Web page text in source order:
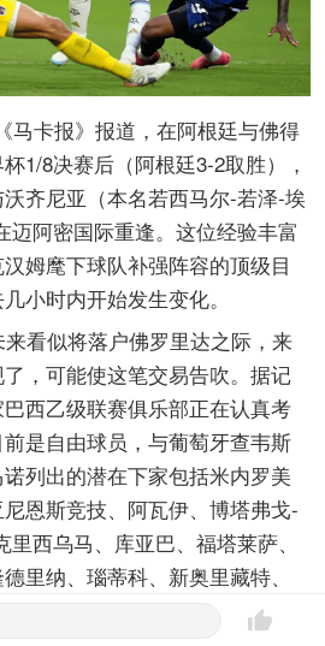
马卡报》报道，在阿根廷与佛得
1/8决赛后（阿根廷3-2取胜），
齐尼亚（本名若西马尔-若泽-埃
迈阿密国际重逢。这位经验丰富
姆麾下球队补强阵容的顶级目
小时内开始发生变化。
看似将落户佛罗里达之际，来
，可能使这笔交易告吹。据记
西乙级联赛俱乐部正在认真考
是自由球员，与葡萄牙查韦斯
列出的潜在下家包括米内罗美
恩斯竞技、阿瓦伊、博塔弗戈-
西乌马、库亚巴、福塔莱萨、
里纳、瑙蒂科、新奥里藏特、
塔、圣贝尔纳多、累西腓体育